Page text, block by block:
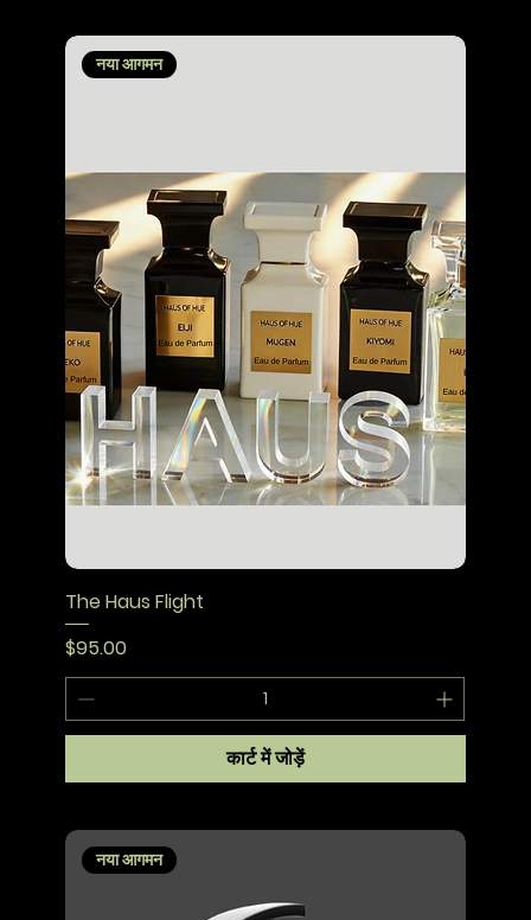
नया आगमन
The Haus Flight
मूल्य
$95.00
कार्ट में जोड़ें
नया आगमन